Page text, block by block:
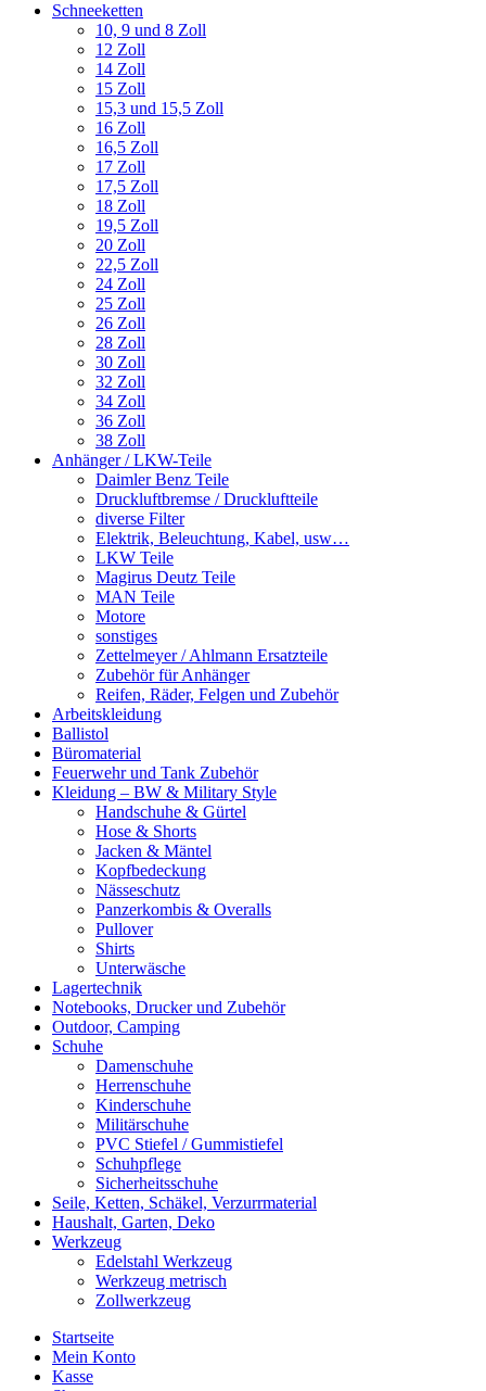
Schneeketten
10, 9 und 8 Zoll
12 Zoll
14 Zoll
15 Zoll
15,3 und 15,5 Zoll
16 Zoll
16,5 Zoll
17 Zoll
17,5 Zoll
18 Zoll
19,5 Zoll
20 Zoll
22,5 Zoll
24 Zoll
25 Zoll
26 Zoll
28 Zoll
30 Zoll
32 Zoll
34 Zoll
36 Zoll
38 Zoll
Anhänger / LKW-Teile
Daimler Benz Teile
Druckluftbremse / Druckluftteile
diverse Filter
Elektrik, Beleuchtung, Kabel, usw…
LKW Teile
Magirus Deutz Teile
MAN Teile
Motore
sonstiges
Zettelmeyer / Ahlmann Ersatzteile
Zubehör für Anhänger
Reifen, Räder, Felgen und Zubehör
Arbeitskleidung
Ballistol
Büromaterial
Feuerwehr und Tank Zubehör
Kleidung – BW & Military Style
Handschuhe & Gürtel
Hose & Shorts
Jacken & Mäntel
Kopfbedeckung
Nässeschutz
Panzerkombis & Overalls
Pullover
Shirts
Unterwäsche
Lagertechnik
Notebooks, Drucker und Zubehör
Outdoor, Camping
Schuhe
Damenschuhe
Herrenschuhe
Kinderschuhe
Militärschuhe
PVC Stiefel / Gummistiefel
Schuhpflege
Sicherheitsschuhe
Seile, Ketten, Schäkel, Verzurrmaterial
Haushalt, Garten, Deko
Werkzeug
Edelstahl Werkzeug
Werkzeug metrisch
Zollwerkzeug
Startseite
Mein Konto
Kasse